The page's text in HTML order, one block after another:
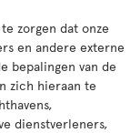
zorgen dat onze
en andere externe
bepalingen van de
zich hieraan te
dienstverleners,